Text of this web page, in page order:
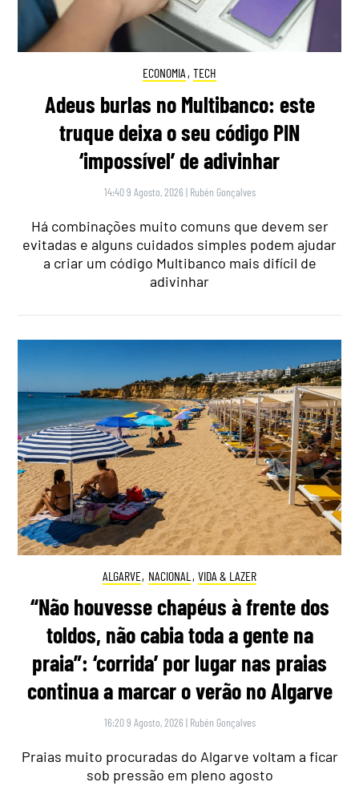
ECONOMIA , TECH
Adeus burlas no Multibanco: este
truque deixa o seu código PIN
‘impossível’ de adivinhar
14:40 9 Agosto, 2026 | Rubén Gonçalves
Há combinações muito comuns que devem ser
evitadas e alguns cuidados simples podem ajudar
a criar um código Multibanco mais difícil de
adivinhar
ALGARVE, NACIONAL , VIDA & LAZER
“Não houvesse chapéus à frente dos
toldos, não cabia toda a gente na
praia”: ‘corrida’ por lugar nas praias
continua a marcar o verão no Algarve
16:20 9 Agosto, 2026 | Rubén Gonçalves
Praias muito procuradas do Algarve voltam a ficar
sob pressão em pleno agosto